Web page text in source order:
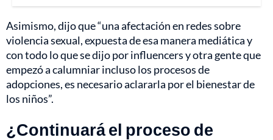
Asimismo, dijo que “una afectación en redes sobre
violencia sexual, expuesta de esa manera mediática y
con todo lo que se dijo por influencers y otra gente que
empezó a calumniar incluso los procesos de
adopciones, es necesario aclararla por el bienestar de
los niños”.
¿Continuará el proceso de